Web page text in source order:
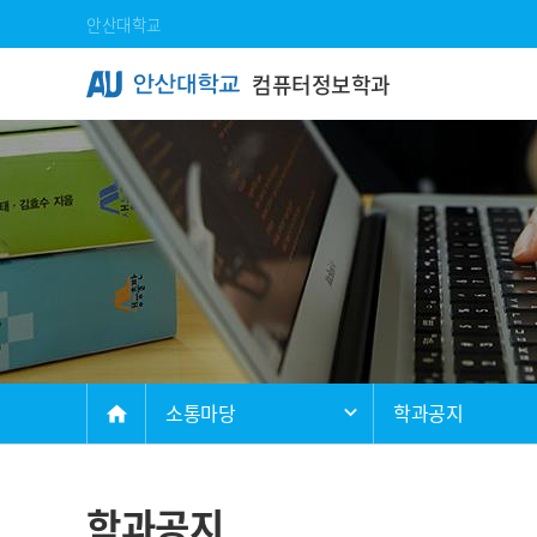
Skip Menu
안산대학교
컴퓨터정보학과
home 소통마당 학과공지
학과공지